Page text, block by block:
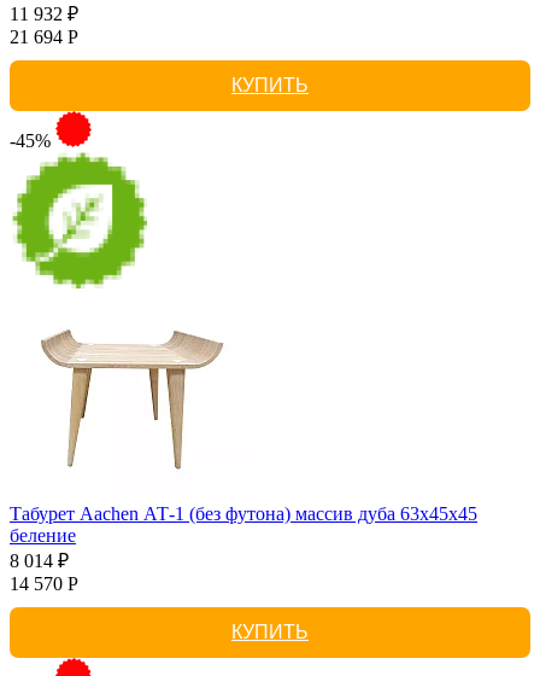
11 932 ₽
21 694 Р
КУПИТЬ
-45%
Табурет Aachen АТ-1 (без футона) массив дуба 63х45х45
беление
8 014 ₽
14 570 Р
КУПИТЬ